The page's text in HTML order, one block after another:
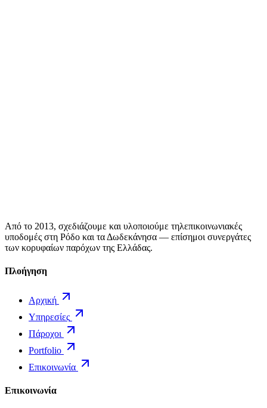
Από το 2013, σχεδιάζουμε και υλοποιούμε τηλεπικοινωνιακές
υποδομές στη Ρόδο και τα Δωδεκάνησα — επίσημοι συνεργάτες
των κορυφαίων παρόχων της Ελλάδας.
Πλοήγηση
Αρχική
Υπηρεσίες
Πάροχοι
Portfolio
Επικοινωνία
Επικοινωνία